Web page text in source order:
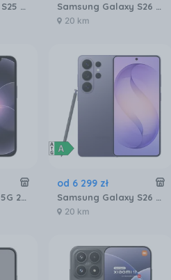
Samsung Galaxy S25 SM-S931 12/256GB Granatowy Samsung Galaxy S26 SM-S942 12/256GB Fioletowy
20 km
Apple iPhone 17e 5G 256GB Czarny
od 6 299 zł
Samsung Galaxy S26 Ultra SM-S948 5G 12/512GB Fioletowy
20 km